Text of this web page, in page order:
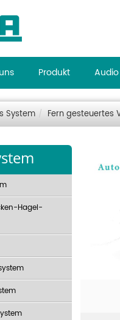
Produkt
System Fern gesteuertes
Hagel-